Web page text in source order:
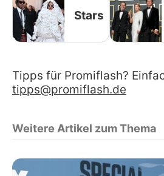
Stars
Tipps für Promiflash?
tipps@promiflash.de
Weitere Artikel zum Thema